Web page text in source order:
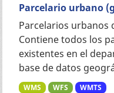
Parcelario urbano
Parcelarios urbanos
Contiene todos los
existentes en el
base de datos
WMS WFS WMTS